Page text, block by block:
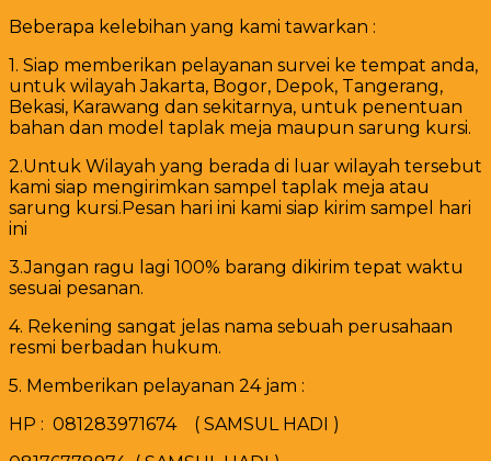
Beberapa kelebihan yang kami tawarkan :
1. Siap memberikan pelayanan survei ke tempat anda,
untuk wilayah Jakarta, Bogor, Depok, Tangerang,
Bekasi, Karawang dan sekitarnya, untuk penentuan
bahan dan model taplak meja maupun sarung kursi.
2.Untuk Wilayah yang berada di luar wilayah tersebut
kami siap mengirimkan sampel taplak meja atau
sarung kursi.Pesan hari ini kami siap kirim sampel hari
ini
3.Jangan ragu lagi 100% barang dikirim tepat waktu
sesuai pesanan.
4. Rekening sangat jelas nama sebuah perusahaan
resmi berbadan hukum.
5. Memberikan pelayanan 24 jam :
HP : 081283971674 ( SAMSUL HADI )